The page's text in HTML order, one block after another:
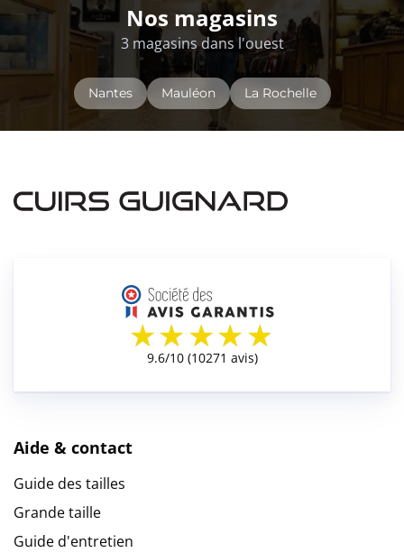
Nos magasins
3 magasins dans l'ouest
Nantes Mauléon La Rochelle
Aide & contact
Guide des tailles
Grande taille
Guide d'entretien